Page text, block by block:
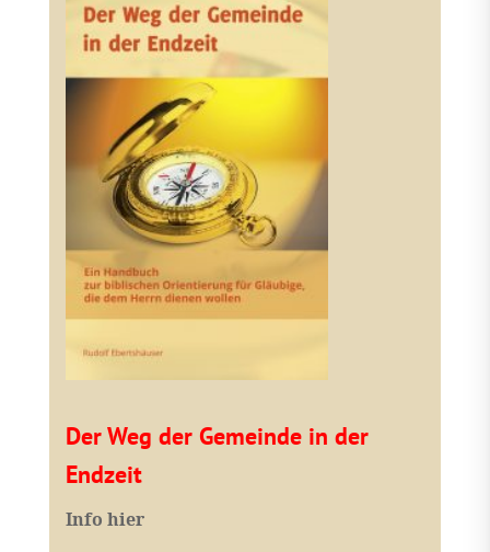
Der Weg der Gemeinde in der
Endzeit
Info hier